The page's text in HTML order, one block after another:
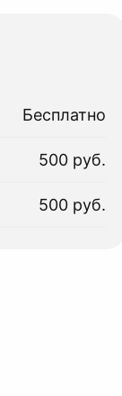
Бесплатно
500 руб.
500 руб.